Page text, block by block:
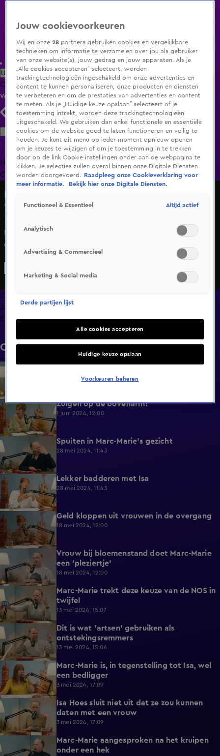
Uitzending Gemist Populaire programma's Zenders Genres
ClipsFilmsRadioSmart TV inlogShop
Volg KIJK
Zoeken
HomeUitzending Gemist Programma's De Bondgenoten
OranjezomerLivestreamsShop
Vrouw bij bloemenstand doet Marc-Marie een 'pleziertje'
18 mei 2024, 12:00
Marc-Marie vertelt aan Isa een anekdote over een situatie
die hij laatst meemaakte bij de bloemenstand en hoe hij
een rotgevoel kreeg van een andere klant.
Overzicht
Afleveringen
Clips
Clips
0:31
Dít lukt Marc-Marie nog altijd niet te
onthouden
0:35 Zuigen op de bovenarm?
1 juni 2024, 12:00
0:37 Spuiten in Marc-Marie's gezicht
28 mei 2024, 11:43
0:27 Lekker badderen met Isa
28 mei 2024, 11:43
0:38 Geld kloppen uit vrouwen in de overgang
18 mei 2024, 12:00
0:38
Vrouw bij bloemenstand doet Marc-Marie
een 'pleziertje'
18 mei 2024, 12:00
0:56
Marc-Marie trekt deze keuze van de NOS in
twijfel
13 mei 2024, 15:07
0:38
Dit is wat 'artsen' gebruiken als
ontstekingsremmers
13 mei 2024, 15:06
0:29
Marc-Marie is, in tegenstelling tot Isa, wel
een bedligger
3 mei 2024, 17:09
0:44
Isa Hoes sluit niet uit dat ze zou kunnen
daten met een vrouw
3 mei 2024, 17:09
Marc-Marie aangesproken na het kruipen
onder een hek
Jouw cookievoorkeuren
Wij en onze28 partners gebruiken cookies en vergelijkbare
technieken om informatie te verzamelen over jou als gebruiker
van onze website(s), jouw gedrag en jouw apparaten. Als je
„Alle cookies accepteren” selecteert, worden
trackingtechnologieën ingeschakeld om onze advertenties en
content te kunnen personaliseren, onze producten en diensten
te verbeteren en om de prestaties van advertenties en content
te meten. Als je „Huidige keuze opslaan” selecteert of je
toestemming intrekt, worden deze trackingtechnologieën
uitgeschakeld. We gebruiken dan enkel functionele en essentiële
cookies om de website goed te laten functioneren en veilig te
houden. Je kunt dit menu op ieder moment opnieuw openen
om je keuzes te wijzigen of om je toestemming in te trekken
door op de link Cookie-instellingen onder aan de webpagina te
klikken. Je selecties zullen overal binnen onze Digitale Diensten
worden doorgevoerd.
Raadpleeg onze Cookieverklaring voor
meer informatie.
Bekijk hier onze Digitale Diensten.
Functioneel & Essentieel Altijd actief
Analytisch
Advertising & Commercieel
Marketing & Social media
Derde partijen lijst
Alle cookies accepteren
Huidige keuze opslaan
Voorkeuren beheren